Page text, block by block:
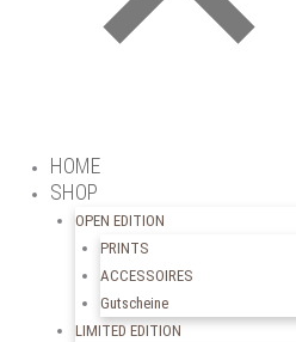
HOME
SHOP
OPEN EDITION
PRINTS
ACCESSOIRES
Gutscheine
LIMITED EDITION